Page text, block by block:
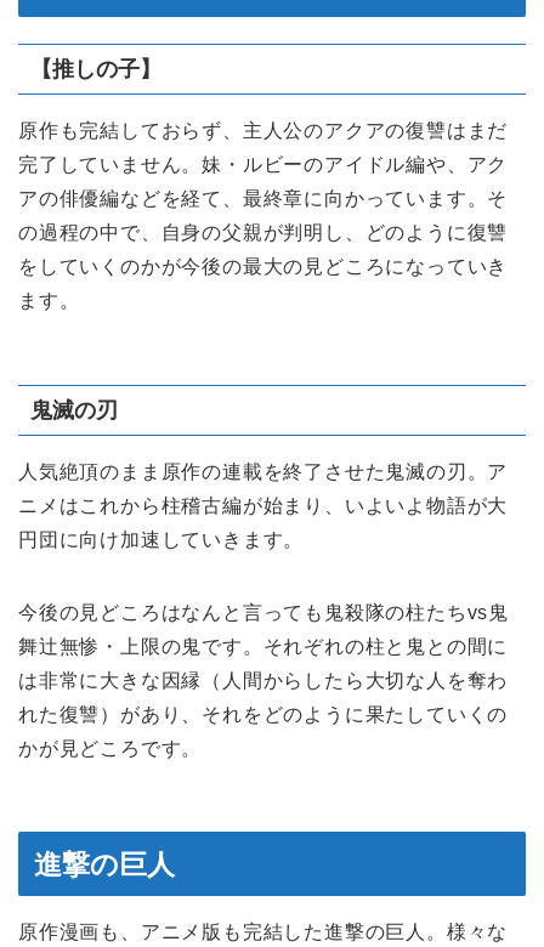
【推しの子】
原作も完結しておらず、主人公のアクアの復讐はまだ
完了していません。妹・ルビーのアイドル編や、アク
アの俳優編などを経て、最終章に向かっています。そ
の過程の中で、自身の父親が判明し、どのように復讐
をしていくのかが今後の最大の見どころになっていき
ます。
鬼滅の刃
人気絶頂のまま原作の連載を終了させた鬼滅の刃。ア
ニメはこれから柱稽古編が始まり、いよいよ物語が大
円団に向け加速していきます。
今後の見どころはなんと言っても鬼殺隊の柱たちvs鬼
舞辻無惨・上限の鬼です。それぞれの柱と鬼との間に
は非常に大きな因縁（人間からしたら大切な人を奪わ
れた復讐）があり、それをどのように果たしていくの
かが見どころです。
進撃の巨人
原作漫画も、アニメ版も完結した進撃の巨人。様々な